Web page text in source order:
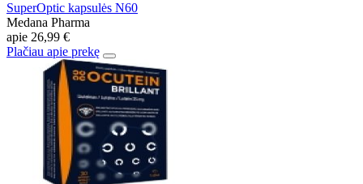
SuperOptic kapsulės N60
Medana Pharma
apie 26,99 €
Plačiau apie prekę